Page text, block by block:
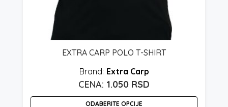
EXTRA CARP POLO T-SHIRT
Extra Carp
1.050 RSD
ODABERITE OPCIJE